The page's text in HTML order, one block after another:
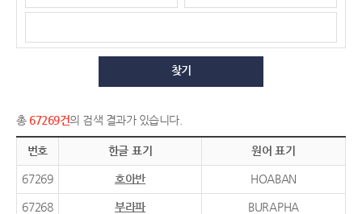
찾기
총 67269건의 검색 결과가 있습니다.
번호 한글 표기 원어 표기
67269 호아반 HOABAN
67268 부라파 BURAPHA